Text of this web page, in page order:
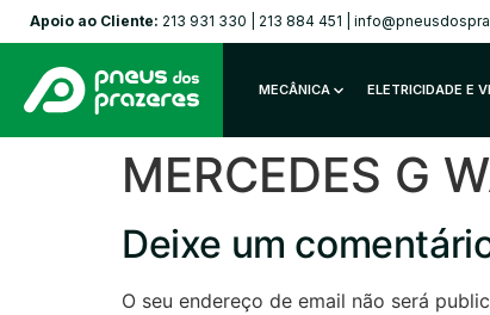
Apoio ao Cliente: 213 931 330 213 884 451
MECÂNICA ELETRICIDADE E
MERCEDES G
Deixe um
O seu endereço de email não será